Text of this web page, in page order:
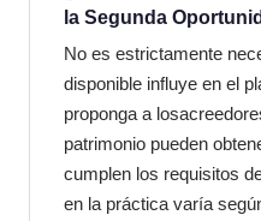
la Segunda
No es estrictamente
disponible influye en el
proponga a
patrimonio pueden
cumplen los requisitos
en la práctica varía